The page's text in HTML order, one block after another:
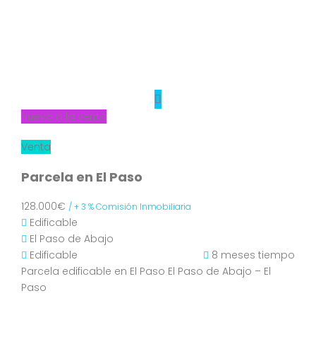
Nuevo a la venta
Venta
Parcela en El Paso
128.000€ / + 3 % Comisión Inmobiliaria
Edificable
El Paso de Abajo
Edificable
8 meses tiempo
Parcela edificable en El Paso El Paso de Abajo – El
Paso